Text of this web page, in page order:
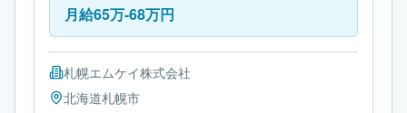
月給65万-68万円
札幌エムケイ株式会社
北海道札幌市